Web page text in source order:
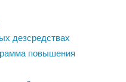
дезсредствах
повышения